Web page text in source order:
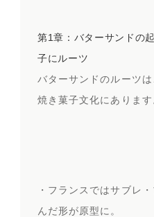
第1章：バターサンドの
子にルーツ
バターサンドのルーツ
焼き菓子文化にあります
・フランスではサブレ
んだ形が原型に。